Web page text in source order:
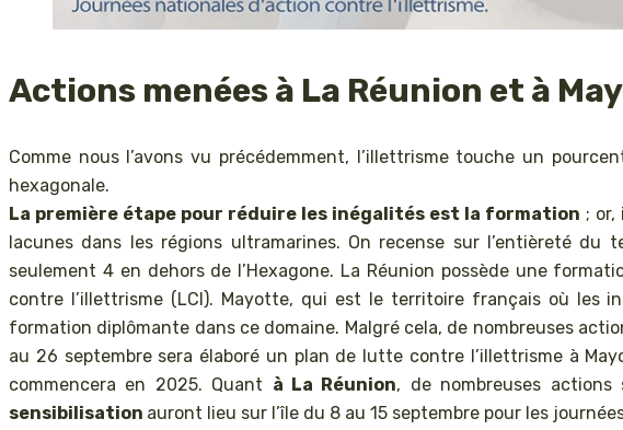
Actions menées à La Réunion et à
Comme nous l’avons vu précédemment, l’illettrisme touche un
hexagonale.
La première étape pour réduire les inégalités est la formation ; or,
lacunes dans les régions ultramarines. On recense sur l’entièreté
seulement 4 en dehors de l’Hexagone. La Réunion possède une
contre l’illettrisme (LCI). Mayotte, qui est le territoire français où les
formation diplômante dans ce domaine. Malgré cela, de nombreuses
au 26 septembre sera élaboré un plan de lutte contre l’illettrisme à
commencera en 2025. Quant à La Réunion, de nombreuses
sensibilisation auront lieu sur l’île du 8 au 15 septembre pour les